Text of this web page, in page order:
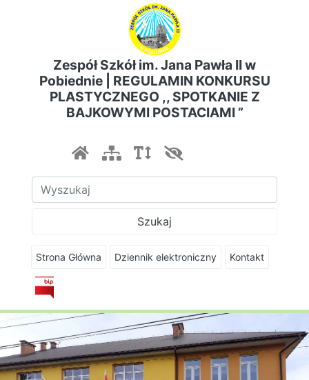
Zespół Szkół im. Jana Pawła II w
Pobiednie | REGULAMIN KONKURSU
PLASTYCZNEGO ,, SPOTKANIE Z
BAJKOWYMI POSTACIAMI ”
Szukaj
Strona Główna Dziennik elektroniczny Kontakt